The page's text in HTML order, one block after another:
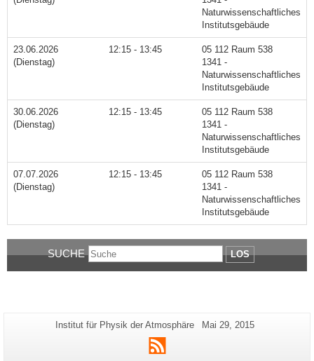
Naturwissenschaftliches
Institutsgebäude
23.06.2026
(Dienstag)
12:15 - 13:45
05 112 Raum 538
1341 -
Naturwissenschaftliches
Institutsgebäude
30.06.2026
(Dienstag)
12:15 - 13:45
05 112 Raum 538
1341 -
Naturwissenschaftliches
Institutsgebäude
07.07.2026
(Dienstag)
12:15 - 13:45
05 112 Raum 538
1341 -
Naturwissenschaftliches
Institutsgebäude
SUCHE LOS
Zusätzliche
Informationen
zu
Seiten-
Institut für Physik der Atmosphäre
Letzte
Mai 29, 2015
RSS